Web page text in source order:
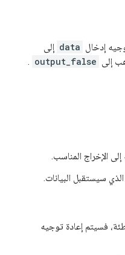
إدخال data إلى
إلى output_false
.
إلى الإخراج المناسب.
فسيتم إعادة توجيه